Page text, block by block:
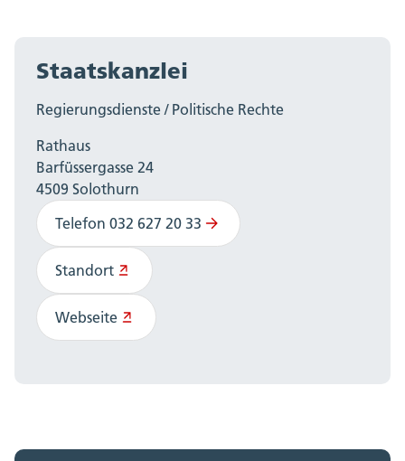
Staatskanzlei
Regierungsdienste / Politische Rechte
Rathaus
Barfüssergasse 24
4509 Solothurn
Telefon 032 627 20 33
Standort
Webseite